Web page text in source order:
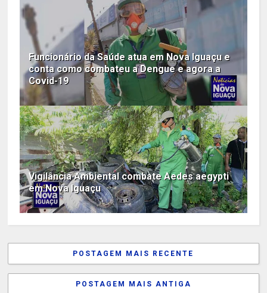
Funcionário da Saúde atua em Nova Iguaçu e
conta como combateu a Dengue e agora a
Covid-19
Vigilância Ambiental combate Aedes aegypti
em Nova Iguaçu
POSTAGEM MAIS RECENTE
POSTAGEM MAIS ANTIGA